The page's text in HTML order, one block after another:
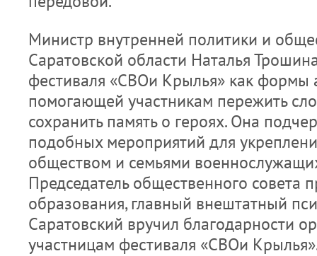
Министр внутренней политики и
Саратовской области Наталья
фестиваля «СВОи Крылья» как формы
помогающей участникам пережить
сохранить память о героях. Она
подобных мероприятий для
обществом и семьями
Председатель общественного совета
образования, главный внештатный
Саратовский вручил благодарности
участницам фестиваля «СВОи